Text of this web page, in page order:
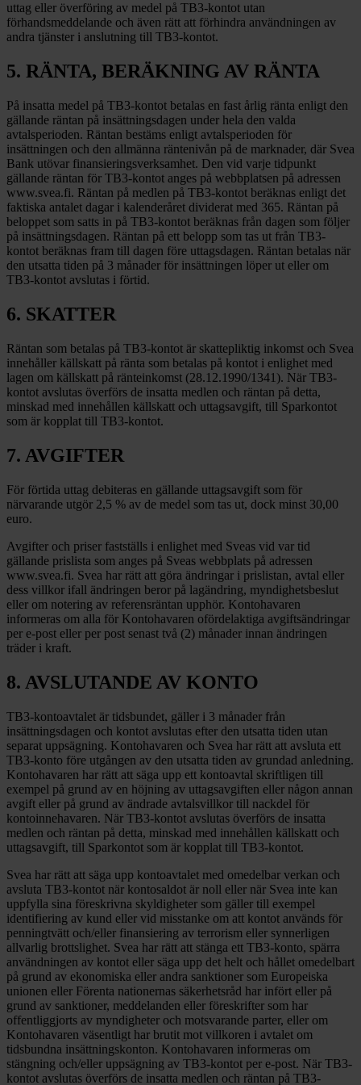
uttag eller överföring av medel på TB3-kontot utan
förhandsmeddelande och även rätt att förhindra användningen av
andra tjänster i anslutning till TB3-kontot.
5. RÄNTA, BERÄKNING AV RÄNTA
På insatta medel på TB3-kontot betalas en fast årlig ränta enligt den
gällande räntan på insättningsdagen under hela den valda
avtalsperioden. Räntan bestäms enligt avtalsperioden för
insättningen och den allmänna räntenivån på de marknader, där Svea
Bank utövar finansieringsverksamhet. Den vid varje tidpunkt
gällande räntan för TB3-kontot anges på webbplatsen på adressen
www.svea.fi. Räntan på medlen på TB3-kontot beräknas enligt det
faktiska antalet dagar i kalenderåret dividerat med 365. Räntan på
beloppet som satts in på TB3-kontot beräknas från dagen som följer
på insättningsdagen. Räntan på ett belopp som tas ut från TB3-
kontot beräknas fram till dagen före uttagsdagen. Räntan betalas när
den utsatta tiden på 3 månader för insättningen löper ut eller om
TB3-kontot avslutas i förtid.
6. SKATTER
Räntan som betalas på TB3-kontot är skattepliktig inkomst och Svea
innehåller källskatt på ränta som betalas på kontot i enlighet med
lagen om källskatt på ränteinkomst (28.12.1990/1341). När TB3-
kontot avslutas överförs de insatta medlen och räntan på detta,
minskad med innehållen källskatt och uttagsavgift, till Sparkontot
som är kopplat till TB3-kontot.
7. AVGIFTER
För förtida uttag debiteras en gällande uttagsavgift som för
närvarande utgör 2,5 % av de medel som tas ut, dock minst 30,00
euro.
Avgifter och priser fastställs i enlighet med Sveas vid var tid
gällande prislista som anges på Sveas webbplats på adressen
www.svea.fi. Svea har rätt att göra ändringar i prislistan, avtal eller
dess villkor ifall ändringen beror på lagändring, myndighetsbeslut
eller om notering av referensräntan upphör. Kontohavaren
informeras om alla för Kontohavaren ofördelaktiga avgiftsändringar
per e-post eller per post senast två (2) månader innan ändringen
träder i kraft.
8. AVSLUTANDE AV KONTO
TB3-kontoavtalet är tidsbundet, gäller i 3 månader från
insättningsdagen och kontot avslutas efter den utsatta tiden utan
separat uppsägning. Kontohavaren och Svea har rätt att avsluta ett
TB3-konto före utgången av den utsatta tiden av grundad anledning.
Kontohavaren har rätt att säga upp ett kontoavtal skriftligen till
exempel på grund av en höjning av uttagsavgiften eller någon annan
avgift eller på grund av ändrade avtalsvillkor till nackdel för
kontoinnehavaren. När TB3-kontot avslutas överförs de insatta
medlen och räntan på detta, minskad med innehållen källskatt och
uttagsavgift, till Sparkontot som är kopplat till TB3-kontot.
Svea har rätt att säga upp kontoavtalet med omedelbar verkan och
avsluta TB3-kontot när kontosaldot är noll eller när Svea inte kan
uppfylla sina föreskrivna skyldigheter som gäller till exempel
identifiering av kund eller vid misstanke om att kontot används för
penningtvätt och/eller finansiering av terrorism eller synnerligen
allvarlig brottslighet. Svea har rätt att stänga ett TB3-konto, spärra
användningen av kontot eller säga upp det helt och hållet omedelbart
på grund av ekonomiska eller andra sanktioner som Europeiska
unionen eller Förenta nationernas säkerhetsråd har infört eller på
grund av sanktioner, meddelanden eller föreskrifter som har
offentliggjorts av myndigheter och motsvarande parter, eller om
Kontohavaren väsentligt har brutit mot villkoren i avtalet om
tidsbundna insättningskonton. Kontohavaren informeras om
stängning och/eller uppsägning av TB3-kontot per e-post. När TB3-
kontot avslutas överförs de insatta medlen och räntan på TB3-